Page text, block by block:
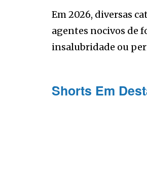
Em 2026, diversas
agentes nocivos de
insalubridade ou
Shorts Em